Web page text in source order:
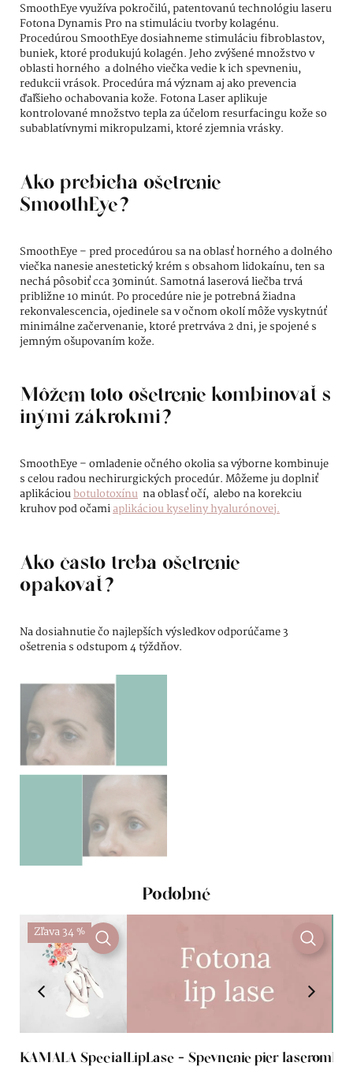
SmoothEye využíva pokročilú, patentovanú technológiu laseru
Fotona Dynamis Pro na stimuláciu tvorby kolagénu.
Procedúrou SmoothEye dosiahneme stimuláciu fibroblastov,
buniek, ktoré produkujú kolagén. Jeho zvýšené množstvo v
oblasti horného a dolného viečka vedie k ich spevneniu,
redukcii vrások. Procedúra má význam aj ako prevencia
ďaľšieho ochabovania kože. Fotona Laser aplikuje
kontrolované množstvo tepla za účelom resurfacingu kože so
subablatívnymi mikropulzami, ktoré zjemnia vrásky.
Ako prebieha ošetrenie
SmoothEye?
SmoothEye – pred procedúrou sa na oblasť horného a dolného
viečka nanesie anestetický krém s obsahom lidokaínu, ten sa
nechá pôsobiť cca 30minút. Samotná laserová liečba trvá
približne 10 minút. Po procedúre nie je potrebná žiadna
rekonvalescencia, ojedinele sa v očnom okolí môže vyskytnúť
minimálne začervenanie, ktoré pretrváva 2 dni, je spojené s
jemným ošupovaním kože.
Môžem toto ošetrenie kombinovať s
inými zákrokmi?
SmoothEye – omladenie očného okolia sa výborne kombinuje
s celou radou nechirurgických procedúr. Môžeme ju doplniť
aplikácioubotulotoxínu na oblasť očí, alebo na korekciu
kruhov pod očamiaplikáciou kyseliny hyalurónovej.
Ako často treba ošetrenie
opakovať?
Na dosiahnutie čo najlepších výsledkov odporúčame 3
ošetrenia s odstupom 4 týždňov.
Podobné
Zľava 34 %
KAMALA SpecialLipLase - Spevnenie pier laserom